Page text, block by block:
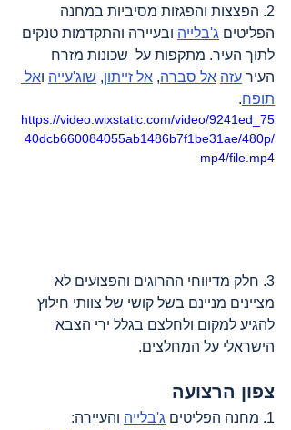
2. הפצצות והפגזות מסיביות במחנה
הפליטים ג'בלייה ובעיירה והתקדמות טנקים
לתוך העיר. מתקפות על  שכונות מזרח
העיר עזה אל סברה, אל זייתון, שוג'עייה ואל
תופח.
https://video.wixstatic.com/video/9241ed_75
40dcb660084055ab1486b7f1be31ae/480p/
mp4/file.mp4
3. חלק מדיווחי ההרוגים והפצועים לא
מציינים מניינם בשל קושי של צוותי חילוץ
להגיע למקום ולחלצם בגלל ירי הצבא
הישראלי על המחלצים.
צפון הרצועה
1. מחנה הפליטים ג'בלייה והעיירה: